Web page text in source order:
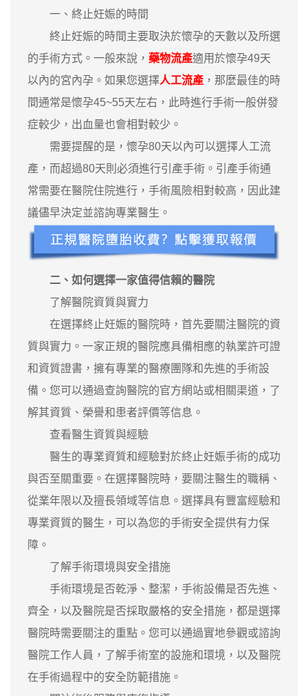
一、終止妊娠的時間
終止妊娠的時間主要取決於懷孕的天數以及所選
的手術方式。一般來說， 藥物流產適用於懷孕49天
以內的宮內孕。如果您選擇人工流產 ，那麼最佳的時
間通常是懷孕45~55天左右，此時進行手術一般併發
症較少，出血量也會相對較少。
需要提醒的是，懷孕80天以內可以選擇人工流
產，而超過80天則必須進行引產手術。引產手術通
常需要在醫院住院進行，手術風險相對較高，因此建
議儘早決定並諮詢專業醫生。
二、如何選擇一家值得信賴的醫院
了解醫院資質與實力
在選擇終止妊娠的醫院時，首先要關注醫院的資
質與實力。一家正規的醫院應具備相應的執業許可證
和資質證書，擁有專業的醫療團隊和先進的手術設
備。您可以通過查詢醫院的官方網站或相關渠道，了
解其資質、榮譽和患者評價等信息。
查看醫生資質與經驗
醫生的專業資質和經驗對於終止妊娠手術的成功
與否至關重要。在選擇醫院時，要關注醫生的職稱、
從業年限以及擅長領域等信息。選擇具有豐富經驗和
專業資質的醫生，可以為您的手術安全提供有力保
障。
了解手術環境與安全措施
手術環境是否乾淨、整潔，手術設備是否先進、
齊全，以及醫院是否採取嚴格的安全措施，都是選擇
醫院時需要關注的重點。您可以通過實地參觀或諮詢
醫院工作人員，了解手術室的設施和環境，以及醫院
在手術過程中的安全防範措施。